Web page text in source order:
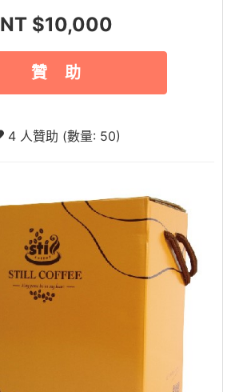
NT $10,000
贊 助
4 人贊助 (數量: 50)